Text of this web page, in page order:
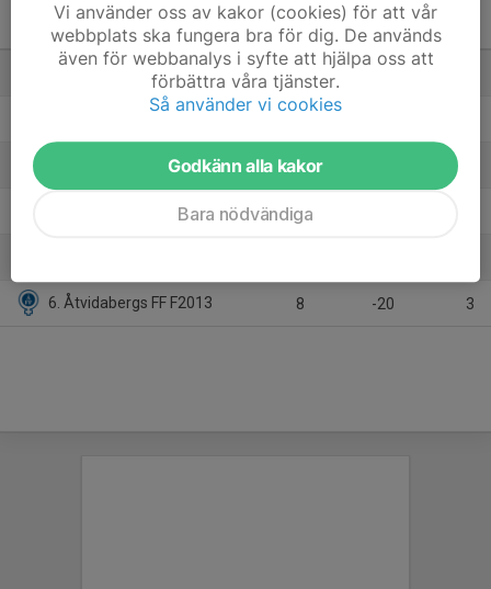
F13 A/B Västra M +/-
1. Stångebro United BK F2013 7
3. Lindö FF F2013 Svart 8 11
4. Hjulsbro IK F-2013 Blå 8
6. Åtvidabergs FF F2013 8 -20 3
Vi använder oss av kakor (cookies) för att vår
webbplats ska fungera bra för dig. De används
även för webbanalys i syfte att hjälpa oss att
förbättra våra tjänster.
Så använder vi cookies
Godkänn alla kakor
Bara nödvändiga